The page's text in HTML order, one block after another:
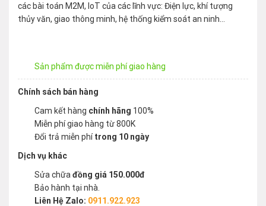
các bài toán M2M, IoT của các lĩnh vực: Điện lực, khí tượng
thủy văn, giao thông minh, hệ thống kiểm soát an ninh…
Sản phẩm được miễn phí giao hàng
Chính sách bán hàng
Cam kết hàng chính hãng 100%
Miễn phí giao hàng từ 800K
Đổi trả miễn phítrong 10 ngày
Dịch vụ khác
Sửa chữa đồng giá 150.000đ
Bảo hành tại nhà.
Liên Hệ Zalo: 0911.922.923